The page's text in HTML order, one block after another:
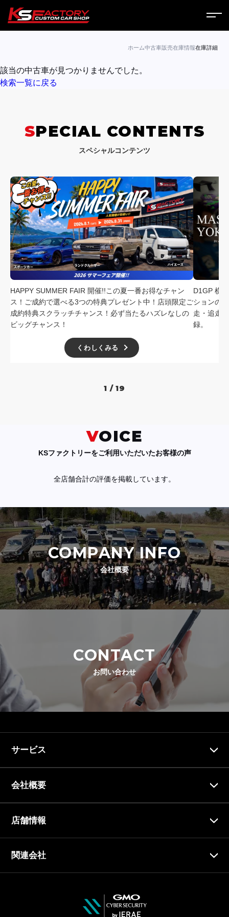
サービス
営業日
お問い合わせ
採用情報
店舗問い合わせ
ホーム中古車販売在庫情報在庫詳細
該当の中古車が見つかりませんでした。
検索一覧に戻る
SPECIAL CONTENTS
スペシャルコンテンツ
HAPPY SUMMER FAIR 開催!!この夏一番お得なチャン
ス！ご成約で選べる3つの特典プレゼント中！店頭限定ご
成約特典スクラッチチャンス！必ず当たるハズレなしの
ビッグチャンス！
くわしくみる
D1GP 横
ションの
走・追走
録。
1 / 19
VOICE
KSファクトリーをご利用いただいたお客様の声
全店舗合計の評価を掲載しています。
COMPANY INFO
会社概要
CONTACT
お問い合わせ
サービス
会社概要
店舗情報
関連会社